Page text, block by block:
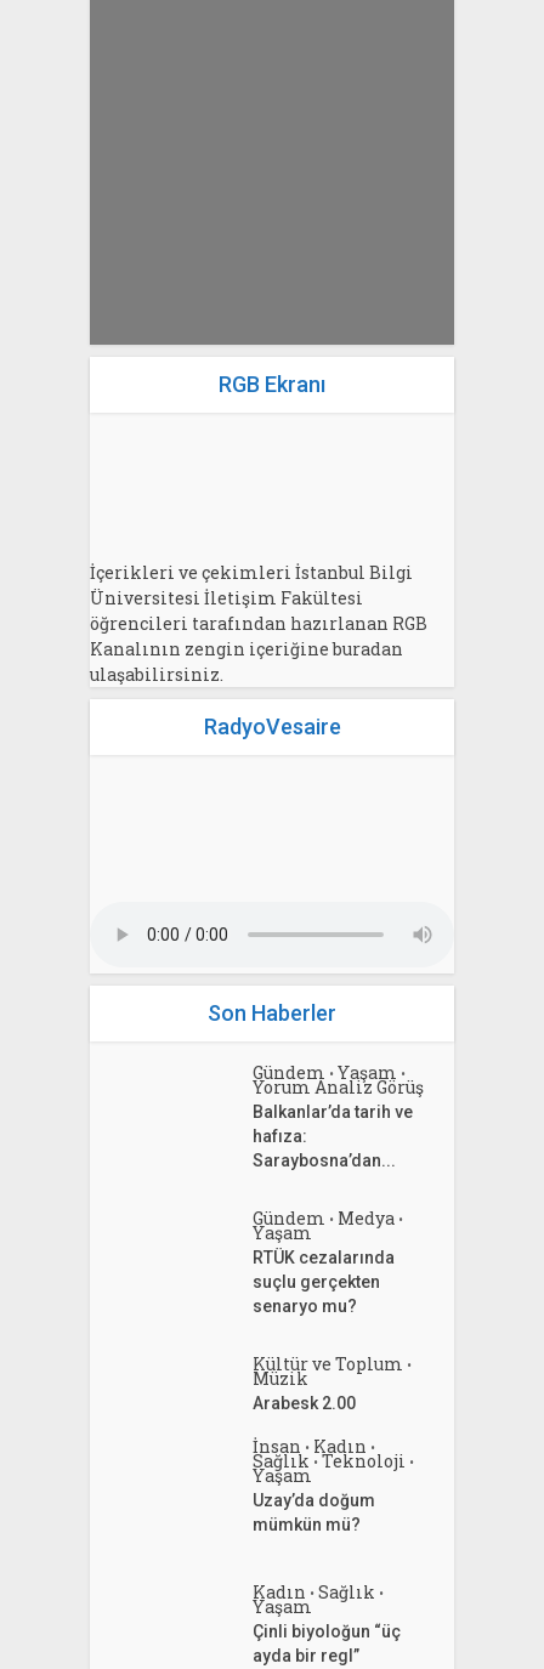
RGB Ekranı
İçerikleri ve çekimleri İstanbul Bilgi
Üniversitesi İletişim Fakültesi
öğrencileri tarafından hazırlanan RGB
Kanalının zengin içeriğine buradan
ulaşabilirsiniz.
RadyoVesaire
Son Haberler
Gündem • Yaşam •
Yorum Analiz Görüş
Balkanlar’da tarih ve
hafıza:
Saraybosna’dan...
Gündem • Medya •
Yaşam
RTÜK cezalarında
suçlu gerçekten
senaryo mu?
Kültür ve Toplum •
Müzik
Arabesk 2.00
İnsan • Kadın •
Sağlık • Teknoloji •
Yaşam
Uzay’da doğum
mümkün mü?
Kadın • Sağlık •
Yaşam
Çinli biyoloğun “üç
ayda bir regl”